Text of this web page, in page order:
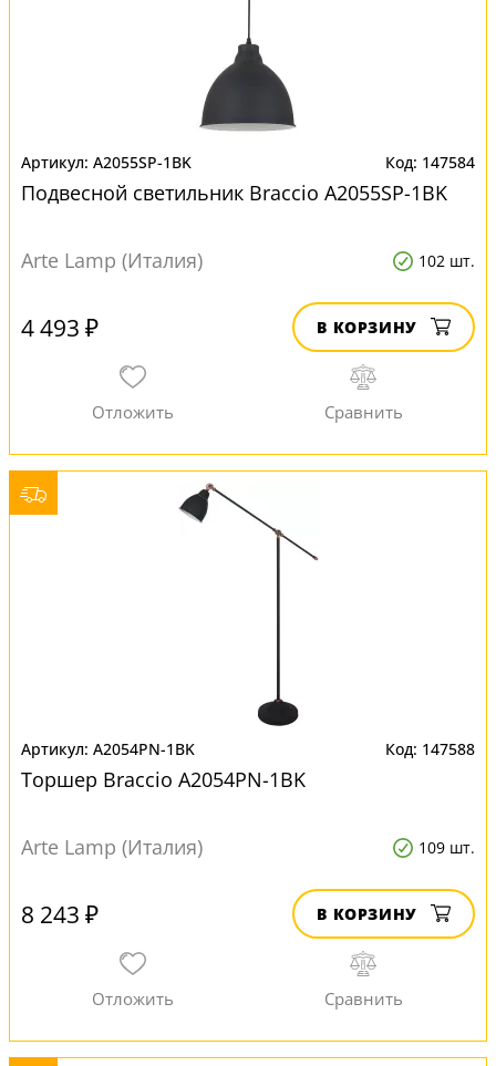
A2055SP-1BK 147584
Подвесной светильник Braccio A2055SP-1BK
Arte Lamp (Италия) 102 шт.
4 493 ₽ В КОРЗИНУ
A2054PN-1BK 147588
Торшер Braccio A2054PN-1BK
Arte Lamp (Италия) 109 шт.
8 243 ₽ В КОРЗИНУ